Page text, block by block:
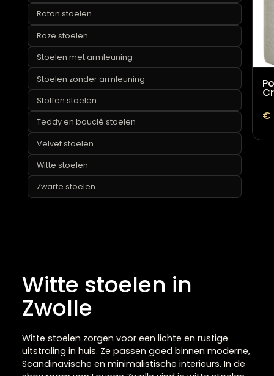
Poefs
Ronde poefs
Teddy poefs
Richmond stoelen
Rotan stoelen
Roze stoelen
Stoelen met armleuning
Velvet stoelen
Witte stoelen